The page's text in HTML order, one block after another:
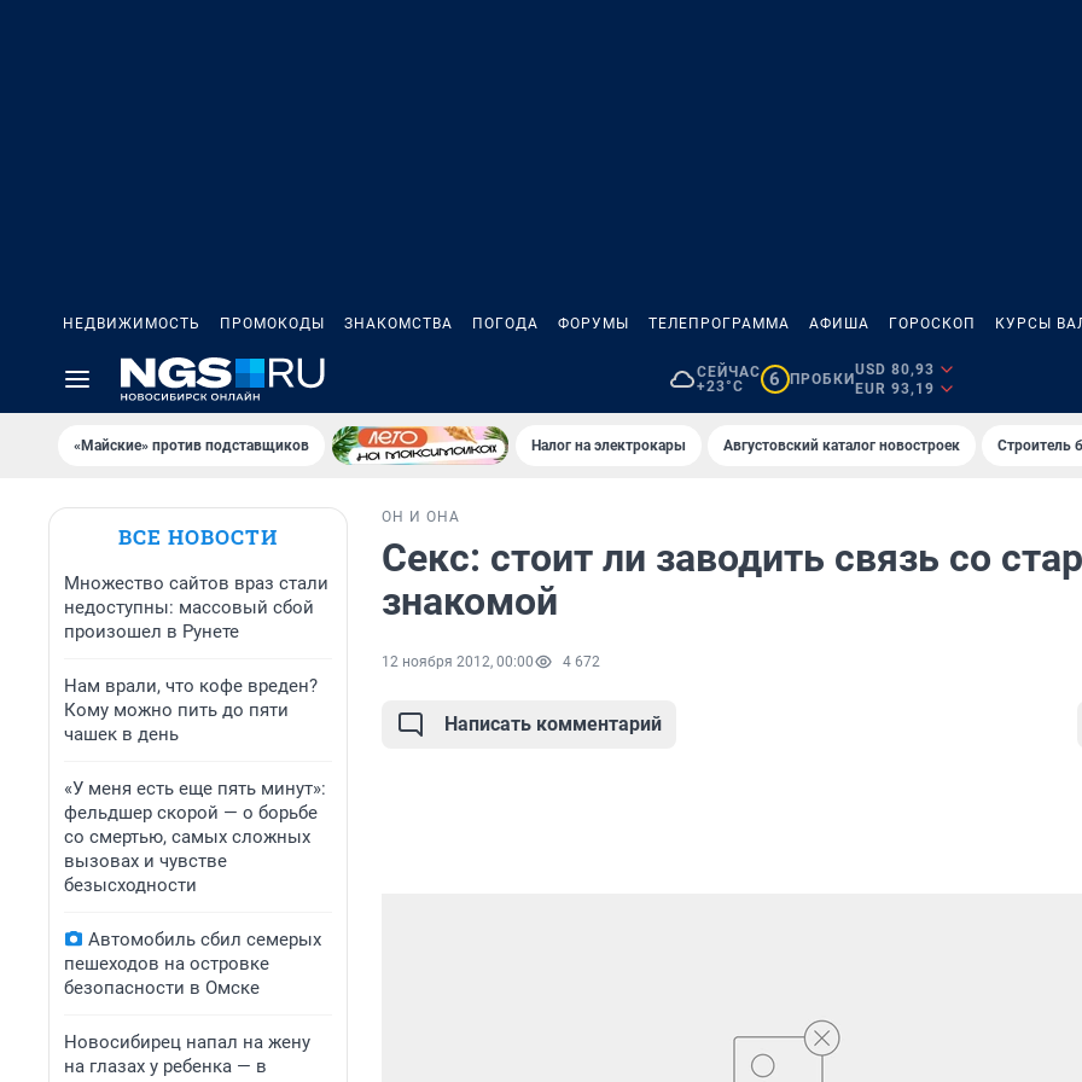
НЕДВИЖИМОСТЬ ПРОМОКОДЫ ЗНАКОМСТВА ПОГОДА ФОРУМЫ ТЕЛЕПРОГРАММА АФИША ГОРОСКОП КУРСЫ
СЕЙЧАС
+23°C
6 ПРОБКИ
USD 80,93
EUR 93,19
«Майские» против подставщиков Налог на электрокары Августовский каталог новостроек Строитель
ВСЕ НОВОСТИ
Множество сайтов враз стали
недоступны: массовый сбой
произошел в Рунете
Нам врали, что кофе вреден?
Кому можно пить до пяти
чашек в день
«У меня есть еще пять минут»:
фельдшер скорой — о борьбе
со смертью, самых сложных
вызовах и чувстве
безысходности
Автомобиль сбил семерых
пешеходов на островке
безопасности в Омске
Новосибирец напал на жену
на глазах у ребенка — в
ОН И ОНА
Секс: стоит ли заводить связь со
знакомой
12 ноября 2012, 00:00 4 672
Написать комментарий